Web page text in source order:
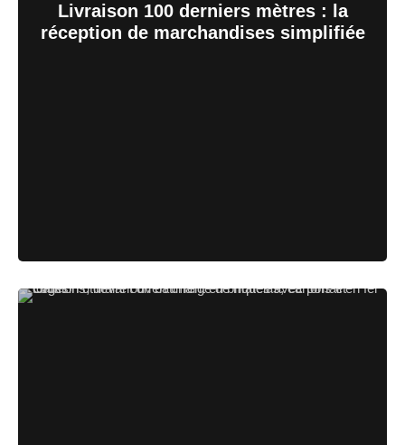
Livraison 100 derniers mètres : la
réception de marchandises simplifiée